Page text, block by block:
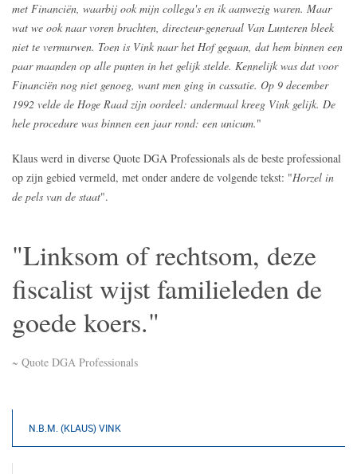
met Financiën, waarbij ook mijn collega's en ik aanwezig waren. Maar
wat we ook naar voren brachten, directeur-generaal Van Lunteren bleek
niet te vermurwen. Toen is Vink naar het Hof gegaan, dat hem binnen een
paar maanden op alle punten in het gelijk stelde. Kennelijk was dat voor
Financiën nog niet genoeg, want men ging in cassatie. Op 9 december
1992 velde de Hoge Raad zijn oordeel: andermaal kreeg Vink gelijk. De
hele procedure was binnen een jaar rond: een unicum."
Klaus werd in diverse Quote DGA Professionals als de beste professional
op zijn gebied vermeld, met onder andere de volgende tekst: "Horzel in
de pels van de staat".
"Linksom of rechtsom, deze
fiscalist wijst familieleden de
goede koers."
~ Quote DGA Professionals
N.B.M. (KLAUS) VINK